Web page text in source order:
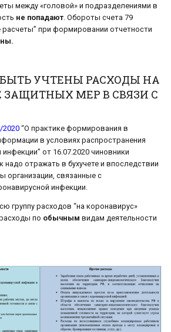
между «головой» и подразделениями в
не попадают . Обороты счета 79
расчеты” при формировании отчетности
УЧТЕНЫ РАСХОДЫ НА
ЗАЩИТНЫХ МЕР В СВЯЗИ С
2020“О практике формирования в
в условиях распространения
от 16.07.2020 чиновники
отражать в бухучете и впоследствии
организации, связанные с
инфекции.
группу расходов “на коронавирус»
по обычным видам деятельности